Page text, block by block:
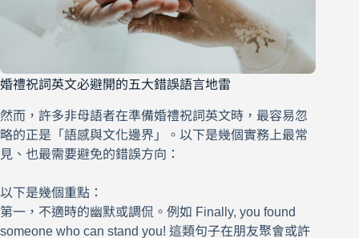
婚禮祝詞英文必避開的五大錯誤語言地雷
然而，許多非母語者在準備婚禮祝詞英文時，最容易忽
略的正是「語感與文化邊界」。以下是幾個實務上最常
見、也最需要避免的錯誤方向：
以下是幾個重點：
第一，不適時的幽默或調侃。例如 Finally, you found
someone who can stand you! 這類句子在朋友聚會或許